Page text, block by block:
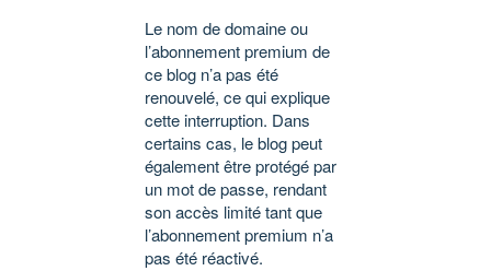
Le nom de domaine ou
l’abonnement premium de
ce blog n’a pas été
renouvelé, ce qui explique
cette interruption. Dans
certains cas, le blog peut
également être protégé par
un mot de passe, rendant
son accès limité tant que
l’abonnement premium n’a
pas été réactivé.